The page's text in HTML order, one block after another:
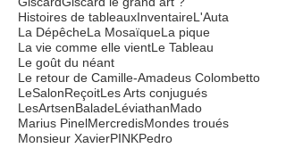
EvènementsExpositionExpostition
Galerie des ArènesGalerie des Carmes
GiscardGiscard le grand art ?
Histoires de tableauxInventaireL'Auta
La DépêcheLa Mosaïque
La vie comme elle vientLe Tableau
Le goût du néant
Le retour de Camille-Amadeus Colombetto
LeSalonReçoitLes Arts conjugués
LesArtsenBaladeLéviathanMado